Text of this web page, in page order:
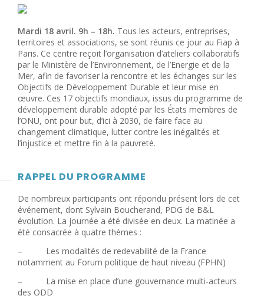
Mardi 18 avril. 9h – 18h. Tous les acteurs, entreprises,
territoires et associations, se sont réunis ce jour au Fiap à
Paris. Ce centre reçoit l’organisation d’ateliers collaboratifs
par le Ministère de l’Environnement, de l’Energie et de la
Mer, afin de favoriser la rencontre et les échanges sur les
Objectifs de Développement Durable et leur mise en
œuvre. Ces 17 objectifs mondiaux, issus du programme de
développement durable adopté par les États membres de
l’ONU, ont pour but, d’ici à 2030, de faire face au
changement climatique, lutter contre les inégalités et
l’injustice et mettre fin à la pauvreté.
RAPPEL DU PROGRAMME
De nombreux participants ont répondu présent lors de cet
événement, dont Sylvain Boucherand, PDG de B&L
évolution. La journée a été divisée en deux. La matinée a
été consacrée à quatre thèmes :
–
Les modalités de redevabilité de la France
notamment au Forum politique de haut niveau (FPHN)
–
La mise en place d’une gouvernance multi-acteurs
des ODD